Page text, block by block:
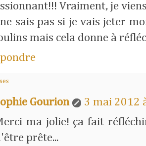
Vraiment, je
ne sais pas si je vais jeter
mais cela donne à
Gourion
3 mai 2012
ma jolie! ça fait
prête...